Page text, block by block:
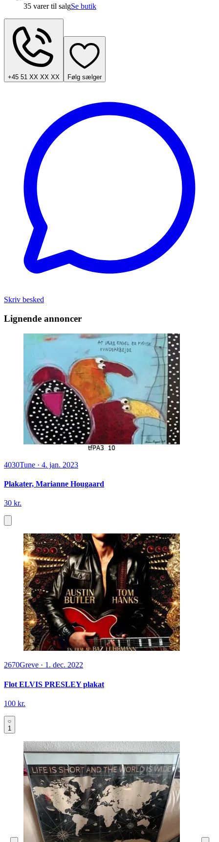
35 varertil salgSe butik
+45 51 XX XX XX Følg sælger
Skriv besked
Lignende annoncer
4030Tune · 4. jan. 2023
Plakater, Marianne Hougaard
30 kr.
2670Greve · 1. dec. 2022
Flot ELVIS PRESLEY plakat
100 kr.
1